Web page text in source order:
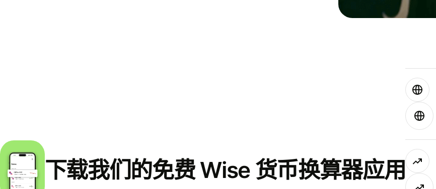
下载我们的免费 Wise 货币换算器应用